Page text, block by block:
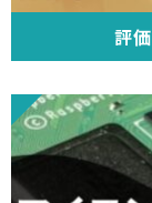
評